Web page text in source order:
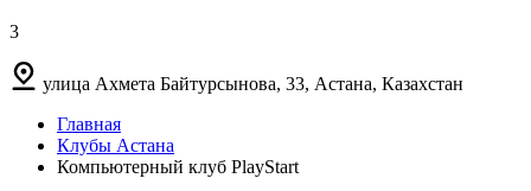
3
улица Ахмета Байтурсынова, 33, Астана, Казахстан
Главная
Клубы Астана
Компьютерный клуб PlayStart